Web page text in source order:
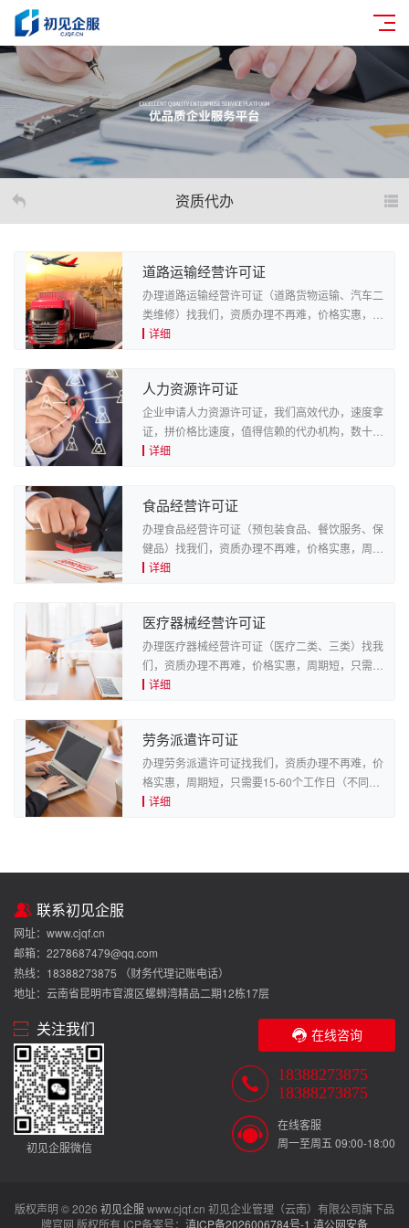
资质代办
道路运输经营许可证
办理道路运输经营许可证（道路货物运输、汽车二
类维修）找我们，资质办理不再难，价格实惠，周
期短，只需要15-60个工作日（不同不同认证内
详细
人力资源许可证
企业申请人力资源许可证，我们高效代办，速度拿
证，拼价格比速度，值得信赖的代办机构，数十年
认证代理经验，专业化团队办理，致力于为每一位
详细
食品经营许可证
办理食品经营许可证（预包装食品、餐饮服务、保
健品）找我们，资质办理不再难，价格实惠，周期
短，只需要15-60个工作日（不同不同认证内容，
详细
医疗器械经营许可证
办理医疗器械经营许可证（医疗二类、三类）找我
们，资质办理不再难，价格实惠，周期短，只需要
15-60个工作日（不同不同认证内容，服务周期不
详细
劳务派遣许可证
办理劳务派遣许可证找我们，资质办理不再难，价
格实惠，周期短，只需要15-60个工作日（不同不
同认证内容，服务周期不同），能比同行快50%以
详细
联系初见企服
网址：www.cjqf.cn
邮箱：2278687479@qq.com
热线：18388273875 （财务代理记账电话）
地址：云南省昆明市官渡区螺蛳湾精品二期12栋17层
关注我们
初见企服微信
在线咨询
18388273875
18388273875
在线客服
周一至周五 09:00-18:00
版权声明 © 2026 初见企服 www.cjqf.cn 初见企业管理（云南）有限公司旗下品
牌官网 版权所有 ICP备案号： 滇ICP备2026006784号-1 滇公网安备